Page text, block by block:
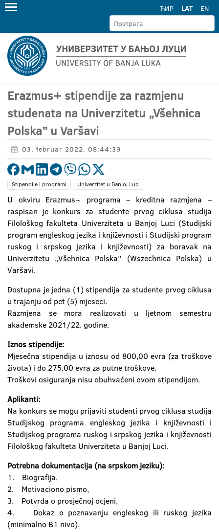
ЋИР LAT EN
Erazmus+ stipendije za razmjenu
studenata na Univerzitetu „Všehnica
Polska” u Varšavi
03. februar 2022. 08:44:39
Stipendije i programi Univerzitet u Banjoj Luci
U okviru Erazmus+ programa – kreditna razmjena –
raspisan je konkurs za studente prvog ciklusa studija
Filološkog fakulteta Univerziteta u Banjoj Luci (Studijski
program engleskog jezika i književnosti i Studijski program
ruskog i srpskog jezika i književnosti) za boravak na
Univerzitetu „Všehnica Polska” (Wszechnica Polska) u
Varšavi.
Dostupna je jedna (1) stipendija za studente prvog ciklusa
u trajanju od pet (5) mjeseci.
Razmjena se mora realizovati u ljetnom semestru
akademske 2021/22. godine.
Iznos stipendije:
Mjesečna stipendija u iznosu od 800,00 evra (za troškove
života) i do 275,00 evra za putne troškove.
Troškovi osiguranja nisu obuhvaćeni ovom stipendijom.
Aplikanti:
Na konkurs se mogu prijaviti studenti prvog ciklusa studija
Studijskog programa engleskog jezika i književnosti i
Studijskog programa ruskog i srpskog jezika i književnosti
Filološkog fakulteta Univerziteta u Banjoj Luci.
Potrebna dokumentacija (na srpskom jeziku):
1. Biografija,
2. Motivaciono pismo,
3. Potvrda o prosječnoj ocjeni,
4. Dokaz o poznavanju engleskog ili ruskog jezika
(minimalno B1 nivo).